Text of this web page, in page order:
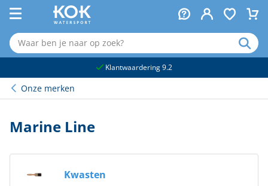
Klantwaardering 9.2
Onze merken
Marine Line
Kwasten